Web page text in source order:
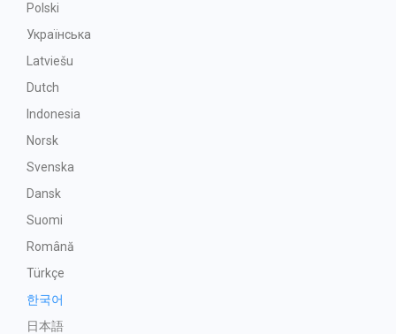
Polski
Українська
Latviešu
Dutch
Indonesia
Norsk
Svenska
Dansk
Suomi
Română
Türkçe
한국어
日本語